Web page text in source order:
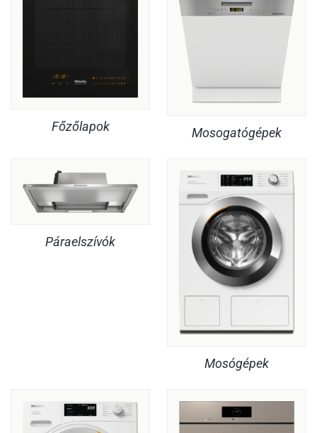
Főzőlapok Mosogatógépek
Páraelszívók
Mosógépek